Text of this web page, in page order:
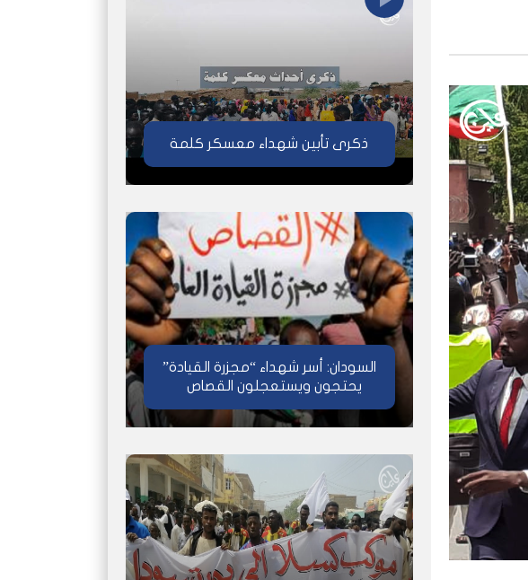
ذكرى تأبين شهداء معسكر كلمة
السودان: أسر شهداء “مجزرة القيادة”
يحتجون ويستعجلون القصاص